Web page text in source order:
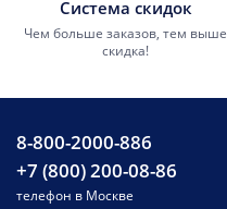
Система скидок
Чем больше заказов, тем выше
скидка!
8-800-2000-886
+7 (800) 200-08-86
телефон в Москве